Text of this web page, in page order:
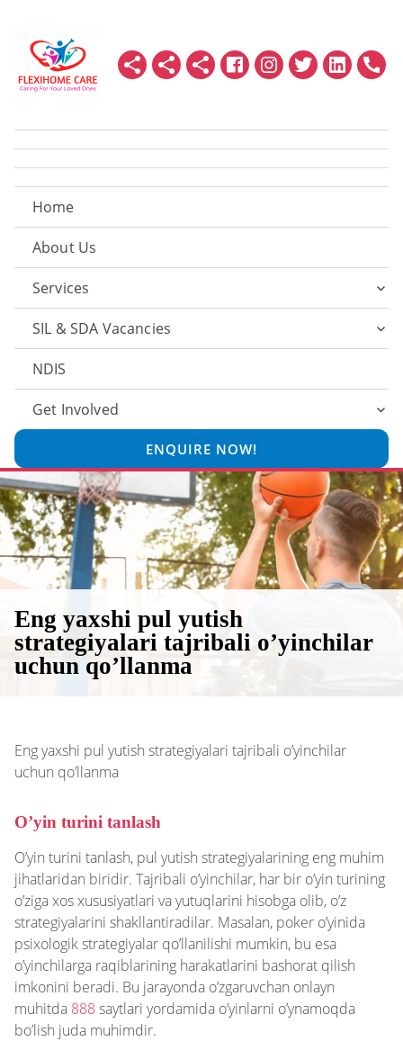
Home
About Us
Services
SIL & SDA Vacancies
NDIS
Get Involved
ENQUIRE NOW!
Eng yaxshi pul yutish
strategiyalari tajribali o’yinchilar
uchun qo’llanma
Eng yaxshi pul yutish strategiyalari tajribali o’yinchilar
uchun qo’llanma
O’yin turini tanlash
O’yin turini tanlash, pul yutish strategiyalarining eng muhim
jihatlaridan biridir. Tajribali o’yinchilar, har bir o’yin turining
o’ziga xos xususiyatlari va yutuqlarini hisobga olib, o’z
strategiyalarini shakllantiradilar. Masalan, poker o’yinida
psixologik strategiyalar qo’llanilishi mumkin, bu esa
o’yinchilarga raqiblarining harakatlarini bashorat qilish
imkonini beradi. Bu jarayonda o’zgaruvchan onlayn
muhitda 888 saytlari yordamida o’yinlarni o’ynamoqda
bo’lish juda muhimdir.